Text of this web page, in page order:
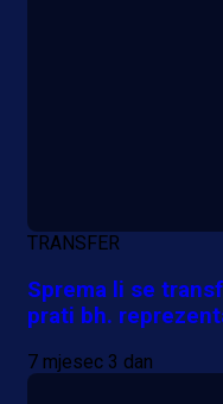
TRANSFER
Sprema li se
prati bh.
7 mjesec 3 dan